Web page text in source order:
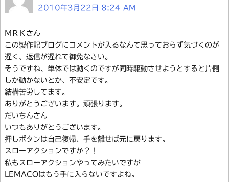
2010年3月22日 8:24 AM
ＭＲＫさん
この製作記ブログにコメントが入るなんて思っておらず気づくのが
遅く、返信が遅れて御免なさい。
そうですね、単体では動くのですが同時駆動させようとすると片側
しか動かないとか、不安定です。
結構苦労してます。
ありがとうございます。頑張ります。
だいちんさん
いつもありがとうございます。
押しボタンは自己復帰、手を離せば元に戻ります。
スローアクションですか？！
私もスローアクションやってみたいですが
LEMACOはもう手に入らないですよね。